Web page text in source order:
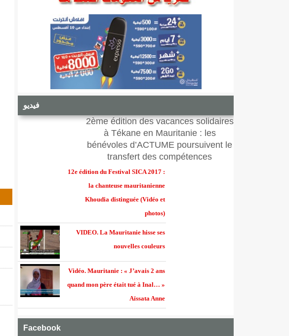
فيديو
2ème édition des vacances solidaires
à Tékane en Mauritanie : les
bénévoles d’ACTUME poursuivent le
transfert des compétences
12e édition du Festival SICA 2017 :
la chanteuse mauritanienne
Khoudia distinguée (Vidéo et
photos)
VIDEO. La Mauritanie hisse ses
nouvelles couleurs
Vidéo. Mauritanie : « J’avais 2 ans
quand mon père était tué à Inal… »
Aïssata Anne
Facebook